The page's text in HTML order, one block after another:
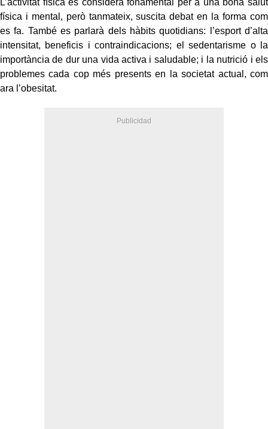
L’activitat física es considera fonamental per a una bona salut
física i mental, però tanmateix, suscita debat en la forma com
es fa. També es parlarà dels hàbits quotidians: l’esport d’alta
intensitat, beneficis i contraindicacions; el sedentarisme o la
importància de dur una vida activa i saludable; i la nutrició i els
problemes cada cop més presents en la societat actual, com
ara l’obesitat.